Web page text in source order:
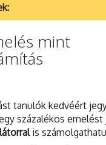
mint
tanulók kedvéért
százalékos emelést
is